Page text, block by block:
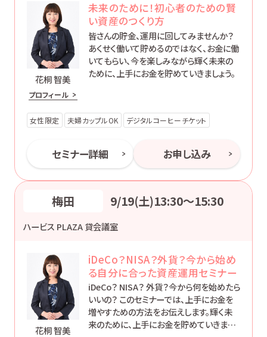
花桐 智美
プロフィール
未来のために！初心者のための賢
い資産のつくり方
皆さんの貯金、運用に回してみませんか？
あくせく働いて貯めるのではなく、お金に働
いてもらい、今を楽しみながら輝く未来の
ために、上手にお金を貯めていきましょう。
女性限定 夫婦カップルOK デジタルコーヒーチケット
セミナー詳細 お申し込み
梅田 9/19(土)13:30〜15:30
ハービス PLAZA 貸会議室
花桐 智美
iDeCo？NISA？外貨？今から始め
る自分に合った資産運用セミナー
iDeCo？ NISA？ 外貨？今から何を始めたら
いいの？ このセミナーでは、上手にお金を
増やすための方法をお伝えします。輝く未
来のために、上手にお金を貯めていきまし